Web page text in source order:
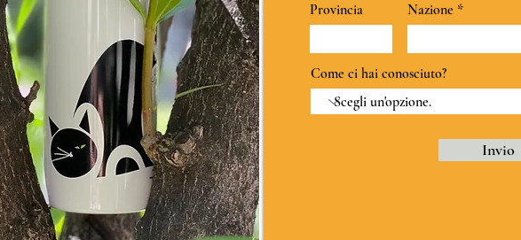
Provincia Nazione
Come ci hai conosciuto?
Invio